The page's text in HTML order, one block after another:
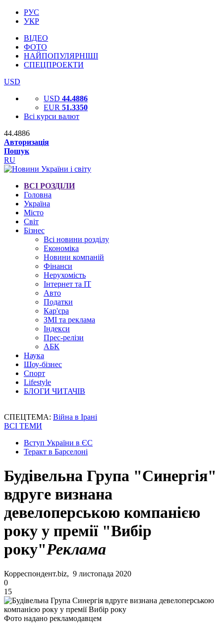
РУС
УКР
ВІДЕО
ФОТО
НАЙПОПУЛЯРНІШІ
СПЕЦПРОЕКТИ
USD
USD 44.4886
EUR 51.3350
Всі курси валют
44.4886
Авторизація
Пошук
RU
ВСІ РОЗДІЛИ
Головна
Україна
Місто
Світ
Бізнес
Всі новини розділу
Економіка
Новини компаній
Фінанси
Нерухомість
Інтернет та IT
Авто
Податки
Кар'єра
ЗМІ та реклама
Індекси
Прес-релізи
АБК
Наука
Шоу-бізнес
Спорт
Lifestyle
БЛОГИ ЧИТАЧІВ
СПЕЦТЕМА: Війна в Ірані
ВСІ ТЕМИ
Вступ України в ЄС
Теракт в Барселоні
Будівельна Група "Синергія"
вдруге визнана
девелоперською компанією
року у премії "Вибір
року"Реклама
Корреспондент.biz, 9 листопада 2020
0
15
Фото надано рекламодавцем